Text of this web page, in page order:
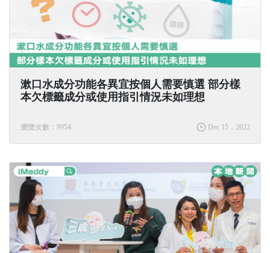
漱口水成分功能各異宜按個人需要慎選 部分樣
本欠標籤成分或使用指引情況未如理想
瀏覽次數：9954 Dec 15，2022